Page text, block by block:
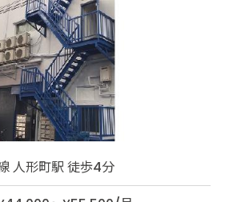
人形町駅 徒歩4分